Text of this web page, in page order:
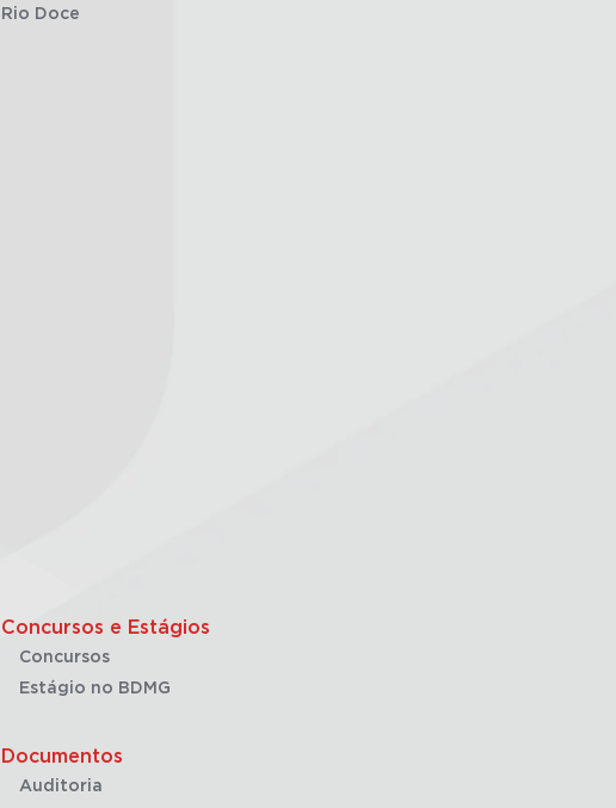
Rio Doce
Concursos e Estágios
Concursos
Estágio no BDMG
Documentos
Auditoria